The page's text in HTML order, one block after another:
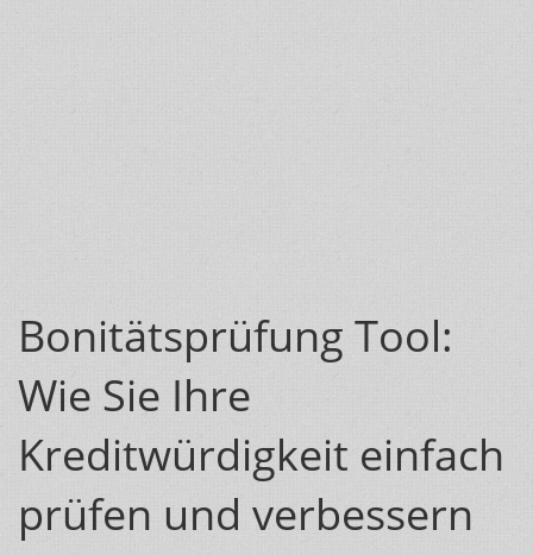
Bonitätsprüfung Tool:
Wie Sie Ihre
Kreditwürdigkeit einfach
prüfen und verbessern